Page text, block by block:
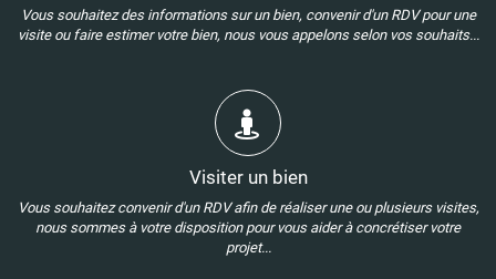
Vous souhaitez des informations sur un bien, convenir d'un RDV pour une
visite ou faire estimer votre bien, nous vous appelons selon vos souhaits...
Visiter un bien
Vous souhaitez convenir d'un RDV afin de réaliser une ou plusieurs visites,
nous sommes à votre disposition pour vous aider à concrétiser votre
projet...